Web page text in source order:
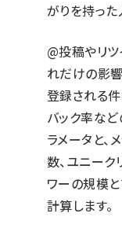
がりを持っ
@投稿やリツ
れだけの影
登録される
バック率な
ラメータと
数、ユニーク
ワーの規模
計算します。